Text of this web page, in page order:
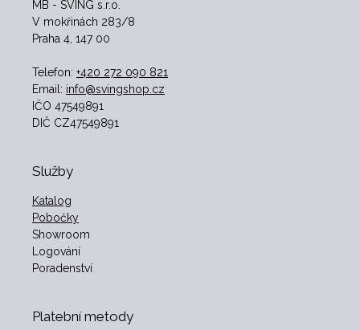
MB - SVING s.r.o.
V mokřinách 283/8
Praha 4, 147 00
Telefon: +420 272 090 821
Email: info@svingshop.cz
IČO 47549891
DIČ CZ47549891
Služby
Katalog
Pobočky
Showroom
Logování
Poradenství
Platební metody